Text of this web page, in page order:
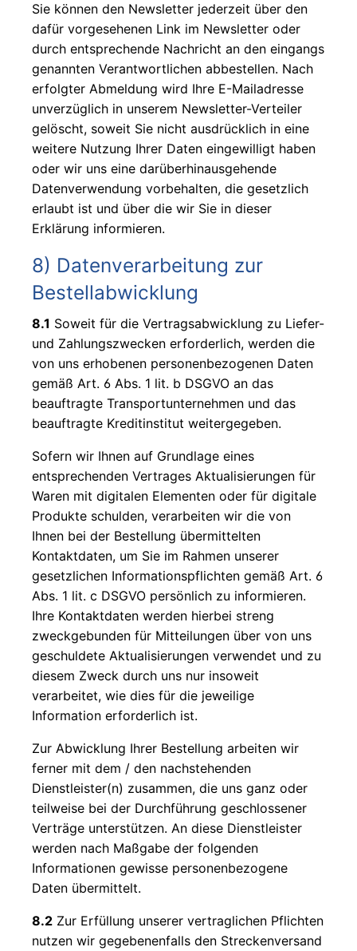
Sie können den Newsletter jederzeit über den
dafür vorgesehenen Link im Newsletter oder
durch entsprechende Nachricht an den eingangs
genannten Verantwortlichen abbestellen. Nach
erfolgter Abmeldung wird Ihre E-Mailadresse
unverzüglich in unserem Newsletter-Verteiler
gelöscht, soweit Sie nicht ausdrücklich in eine
weitere Nutzung Ihrer Daten eingewilligt haben
oder wir uns eine darüberhinausgehende
Datenverwendung vorbehalten, die gesetzlich
erlaubt ist und über die wir Sie in dieser
Erklärung informieren.
8) Datenverarbeitung zur
Bestellabwicklung
8.1 Soweit für die Vertragsabwicklung zu Liefer-
und Zahlungszwecken erforderlich, werden die
von uns erhobenen personenbezogenen Daten
gemäß Art. 6 Abs. 1 lit. b DSGVO an das
beauftragte Transportunternehmen und das
beauftragte Kreditinstitut weitergegeben.
Sofern wir Ihnen auf Grundlage eines
entsprechenden Vertrages Aktualisierungen für
Waren mit digitalen Elementen oder für digitale
Produkte schulden, verarbeiten wir die von
Ihnen bei der Bestellung übermittelten
Kontaktdaten, um Sie im Rahmen unserer
gesetzlichen Informationspflichten gemäß Art. 6
Abs. 1 lit. c DSGVO persönlich zu informieren.
Ihre Kontaktdaten werden hierbei streng
zweckgebunden für Mitteilungen über von uns
geschuldete Aktualisierungen verwendet und zu
diesem Zweck durch uns nur insoweit
verarbeitet, wie dies für die jeweilige
Information erforderlich ist.
Zur Abwicklung Ihrer Bestellung arbeiten wir
ferner mit dem / den nachstehenden
Dienstleister(n) zusammen, die uns ganz oder
teilweise bei der Durchführung geschlossener
Verträge unterstützen. An diese Dienstleister
werden nach Maßgabe der folgenden
Informationen gewisse personenbezogene
Daten übermittelt.
8.2 Zur Erfüllung unserer vertraglichen Pflichten
nutzen wir gegebenenfalls den Streckenversand